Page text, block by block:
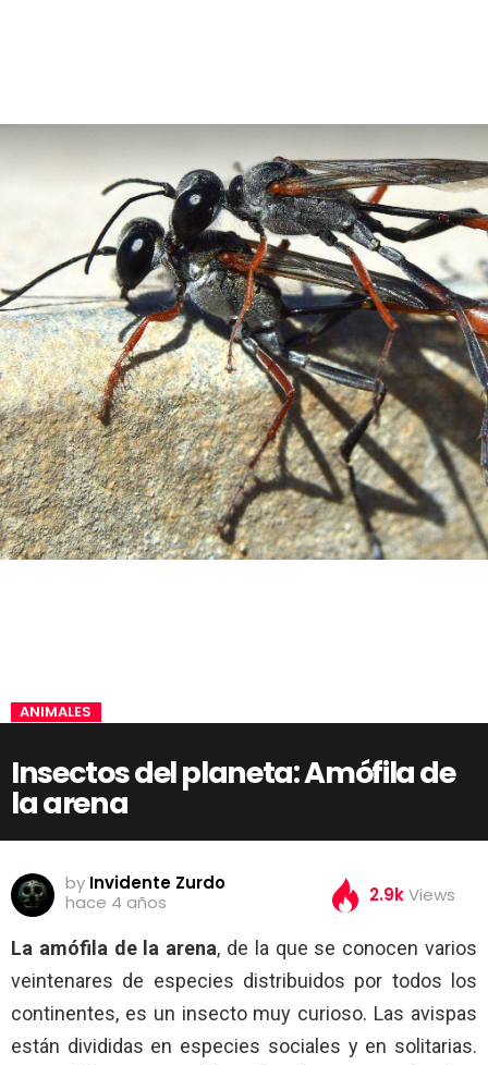
ANIMALES
Insectos del planeta: Amófila de
la arena
by Invidente Zurdo
hace 4 años
2.9kViews
La amófila de la arena, de la que se conocen varios
veintenares de especies distribuidos por todos los
continentes, es un insecto muy curioso. Las avispas
están divididas en especies sociales y en solitarias.